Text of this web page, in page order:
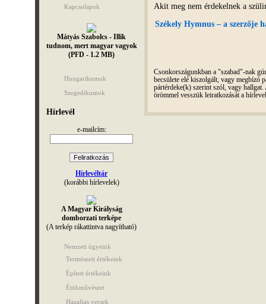
Kapcsolapok
Mátyás Szabolcs - Illik
tudnom, mert magyar vagyok
(PFD - 1.2 MB)
Hungarikumok
Szegedikumok
Hírlevél
e-mailcím:
Hírlevéltár
(korábbi hírlevelek)
A Magyar Királyság
domborzati terképe
(A terkép rákattintva nagyítható)
Nemzeti ügyeink
Természeti értékeink
Épített értékeink
Étökművészet
Hazafias versek
Akit meg nem érdekelnek a
Székely Hymnus – a szerzője
Csonkországunkban a "szabad"-nak
becsülete elé kiszolgált, vagy megbízó
pártérdeke(k) szerint szól, vagy
örömmel vesszük leiratkozását a